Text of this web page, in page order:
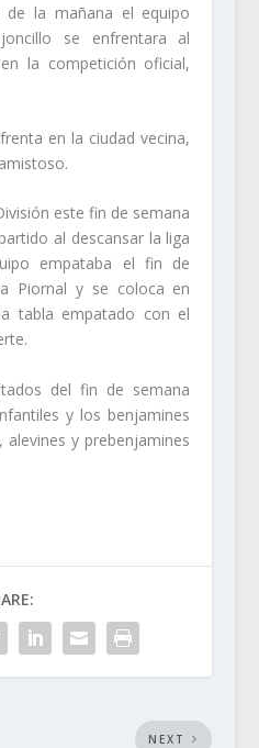
la mañana el equipo
se enfrentara al
la competición oficial,
en la ciudad vecina,
este fin de semana
al descansar la liga
empataba el fin de
Piornal y se coloca en
tabla empatado con el
del fin de semana
y los benjamines
alevines y prebenjamines
NEXT